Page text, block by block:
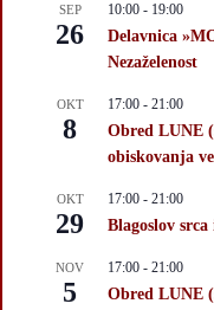
SEP
26
10:00 - 19:00
Delavnica
Nezaželenost
OKT
8
17:00 - 21:00
Obred LUNE
obiskovanja
OKT
29
17:00 - 21:00
Blagoslov
NOV
5
17:00 - 21:00
Obred LUNE